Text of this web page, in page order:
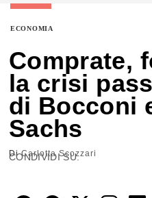
ECONOMIA
Comprate,
la crisi
di Bocconi
Sachs
DiCarlotta Scozzari
CONDIVIDI SU: